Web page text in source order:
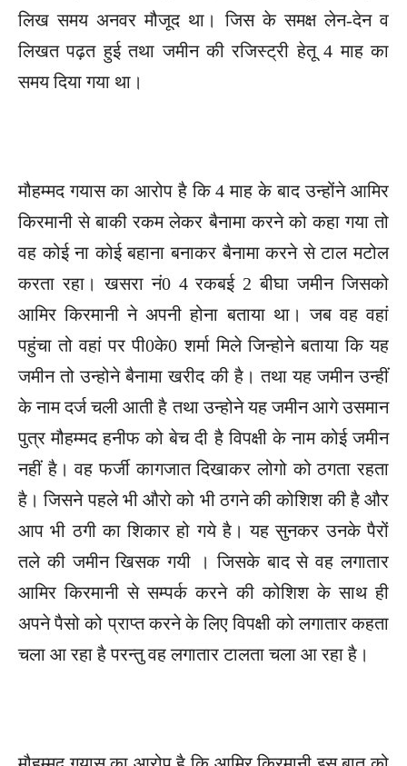
लिख समय अनवर मौजूद था। जिस के समक्ष लेन-देन व
लिखत पढ़त हुई तथा जमीन की रजिस्ट्री हेतू 4 माह का
समय दिया गया था।
मौहम्मद गयास का आरोप है कि 4 माह के बाद उन्होंने आमिर
किरमानी से बाकी रकम लेकर बैनामा करने को कहा गया तो
वह कोई ना कोई बहाना बनाकर बैनामा करने से टाल मटोल
करता रहा। खसरा नं0 4 रकबई 2 बीघा जमीन जिसको
आमिर किरमानी ने अपनी होना बताया था। जब वह वहां
पहुंचा तो वहां पर पी0के0 शर्मा मिले जिन्होने बताया कि यह
जमीन तो उन्होने बैनामा खरीद की है। तथा यह जमीन उन्हीं
के नाम दर्ज चली आती है तथा उन्होने यह जमीन आगे उसमान
पुत्र मौहम्मद हनीफ को बेच दी है विपक्षी के नाम कोई जमीन
नहीं है। वह फर्जी कागजात दिखाकर लोगो को ठगता रहता
है। जिसने पहले भी औरो को भी ठगने की कोशिश की है और
आप भी ठगी का शिकार हो गये है। यह सुनकर उनके पैरों
तले की जमीन खिसक गयी । जिसके बाद से वह लगातार
आमिर किरमानी से सम्पर्क करने की कोशिश के साथ ही
अपने पैसो को प्राप्त करने के लिए विपक्षी को लगातार कहता
चला आ रहा है परन्तु वह लगातार टालता चला आ रहा है।